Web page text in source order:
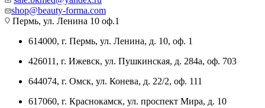
shop@beauty-forma.com
Пермь, ул. Ленина 10 оф.1
614000, г. Пермь, ул. Ленина, д. 10, оф. 1
426011, г. Ижевск, ул. Пушкинская, д. 284а, оф. 703
644074, г. Омск, ул. Конева, д. 22/2, оф. 111
617060, г. Краснокамск, ул. проспект Мира, д. 10